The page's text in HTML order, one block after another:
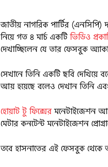
জাতীয় নাগরিক পার্টির
নিয়ে গত ৪ মার্চ একটিভিডিও
দেখাচ্ছিলেন যে তার ফেসবুক
সেখানে তিনি একটি ছবি
আয় হয়েছে বলেও দেখান তিনি
হোয়াট টু ফিক্সেরমনেটাইজেশন
মেটার কনটেন্ট মনেটাইজেশন
তবে হাসনাতের এই ফেসবুক থেকে